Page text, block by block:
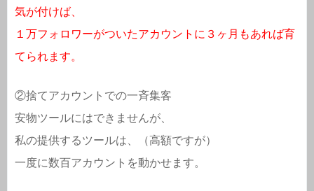
気が付けば、
１万フォロワーがついたアカウントに３ヶ月もあれば育
てられます。
②捨てアカウントでの一斉集客
安物ツールにはできませんが、
私の提供するツールは、（高額ですが）
一度に数百アカウントを動かせます。